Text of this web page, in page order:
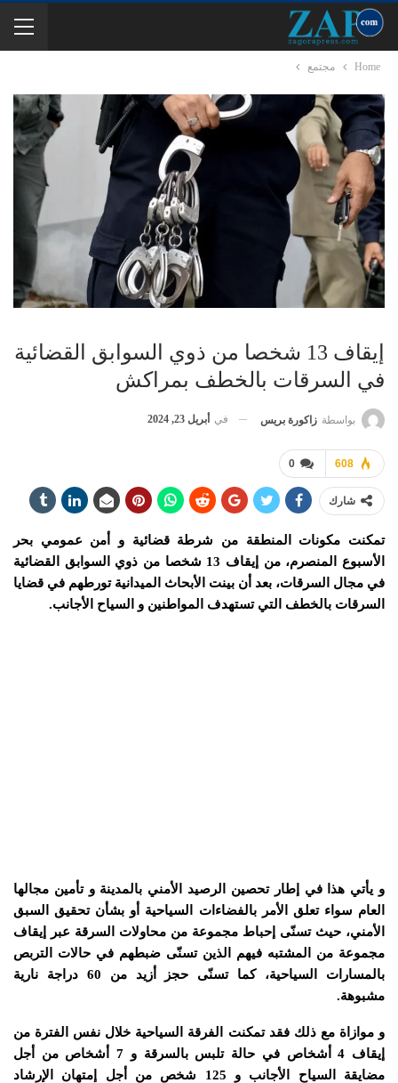
Home مجتمع
إيقاف 13 شخصا من ذوي السوابق القضائية
في السرقات بالخطف بمراكش
بواسطة زاكورة بريس في أبريل 23, 2024
0 608
شارك
تمكنت مكونات المنطقة من شرطة قضائية و أمن عمومي بحر
الأسبوع المنصرم، من إيقاف 13 شخصا من ذوي السوابق القضائية
في مجال السرقات، بعد أن بينت الأبحاث الميدانية تورطهم في قضايا
السرقات بالخطف التي تستهدف المواطنين و السياح الأجانب.
و يأتي هذا في إطار تحصين الرصيد الأمني بالمدينة و تأمين مجالها
العام سواء تعلق الأمر بالفضاءات السياحية أو بشأن تحقيق السبق
الأمني، حيث تسنّى إحباط مجموعة من محاولات السرقة عبر إيقاف
مجموعة من المشتبه فيهم الذين تسنّى ضبطهم في حالات التربص
بالمسارات السياحية، كما تسنّى حجز أزيد من 60 دراجة نارية
مشبوهة.
و موازاة مع ذلك فقد تمكنت الفرقة السياحية خلال نفس الفترة من
إيقاف 4 أشخاص في حالة تلبس بالسرقة و 7 أشخاص من أجل
مضايقة السياح الأجانب و 125 شخص من أجل إمتهان الإرشاد